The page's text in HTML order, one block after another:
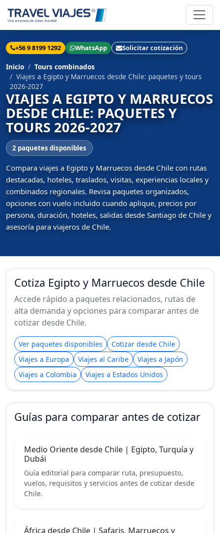
+56 9 8199 1292 WhatsApp Solicitar cotización
Inicio
Tours combinados
Viajes a Egipto y Marruecos desde Chile: paquetes y tours
2026-2027
VIAJES A EGIPTO Y MARRUECOS
DESDE CHILE: PAQUETES Y
TOURS 2026-2027
2 paquetes disponibles
Compara viajes a Egipto y Marruecos desde Chile con rutas
destacadas, hoteles, traslados, visitas, experiencias locales y
combinados regionales. Revisa paquetes organizados,
opciones con vuelo incluido cuando aplique, precios por
persona, duración, hoteles, salidas desde Santiago de Chile y
asesoría para viajeros de Chile.
Cotiza Egipto y Marruecos desde Chile
Accede rápido a paquetes relacionados, rutas de
alta demanda y opciones para comparar antes de
cotizar desde Chile.
Ver paquetes disponibles
Cotizar desde Chile
Viajes a Europa
Viajes al Caribe
Viajes a Japón
Viajes a Colombia
Viajes a Estados Unidos
Guías para comparar antes de cotizar
Medio Oriente desde Chile | Egipto, Turquía y
Dubái
Guía editorial para comparar ruta, presupuesto,
vuelos, requisitos y servicios antes de cotizar desde
Chile.
África desde Chile | Safaris, Marruecos y